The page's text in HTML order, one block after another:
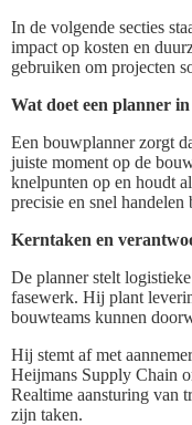
In de volgende secties
impact op kosten en
gebruiken om projecten
Wat doet een planner
Een bouwplanner zorgt
juiste moment op de
knelpunten op en houdt
precisie en snel
Kerntaken en
De planner stelt
fasewerk. Hij plant
bouwteams kunnen
Hij stemt af met
Heijmans Supply Chain
Realtime aansturing van
zijn taken.